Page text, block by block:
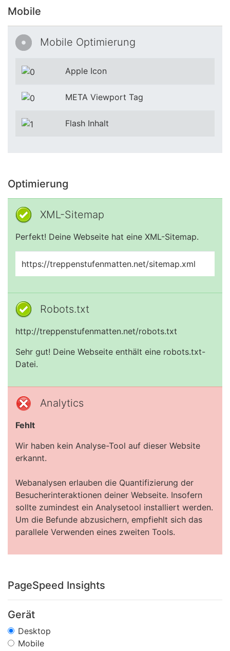
Mobile
Mobile Optimierung
Apple Icon
META Viewport Tag
Flash Inhalt
Optimierung
XML-Sitemap
Perfekt! Deine Webseite hat eine XML-Sitemap.
https://treppenstufenmatten.net/sitemap.xml
Robots.txt
http://treppenstufenmatten.net/robots.txt
Sehr gut! Deine Webseite enthält eine robots.txt-
Datei.
Analytics
Fehlt
Wir haben kein Analyse-Tool auf dieser Website
erkannt.
Webanalysen erlauben die Quantifizierung der
Besucherinteraktionen deiner Webseite. Insofern
sollte zumindest ein Analysetool installiert werden.
Um die Befunde abzusichern, empfiehlt sich das
parallele Verwenden eines zweiten Tools.
PageSpeed Insights
Gerät
Desktop
Mobile